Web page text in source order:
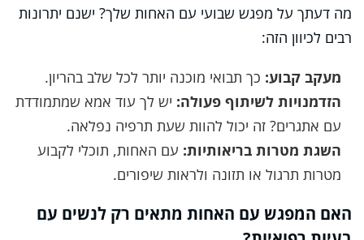
מה דעתך על מפגש שבועי עם האחות שלך? ישנם יתרונות
רבים לכיוון הזה:
מעקב קבוע: כך תבואי מוכנה יותר לכל שלב בהריון.
הזדמנויות לשיתוף פעולה: יש לך עוד אמא שמתמודדת
עם אתגרים? זה יכול להוות שעת תרפיה נפלאה.
השגת מטרות בריאותיות: עם האחות, תוכלי לקבוע
מטרות תרגול או תזונה ולראות שיפורים.
האם המפגש עם האחות מתאים רק לנשים עם